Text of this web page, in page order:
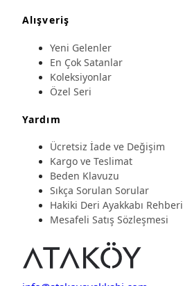
Alışveriş
Yeni Gelenler
En Çok Satanlar
Koleksiyonlar
Özel Seri
Yardım
Ücretsiz İade ve Değişim
Kargo ve Teslimat
Beden Klavuzu
Sıkça Sorulan Sorular
Hakiki Deri Ayakkabı Rehberi
Mesafeli Satış Sözleşmesi